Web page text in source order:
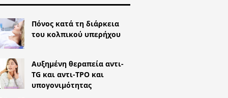
Πόνος κατά τη διάρκεια
του κολπικού υπερήχου
Αυξημένη θεραπεία αντι-
TG και αντι-TPO και
υπογονιμότητας